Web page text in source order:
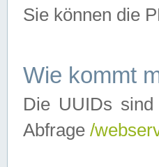
Sie können die
Wie kommt
Die UUIDs
Abfrage /